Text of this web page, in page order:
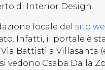
di Interior Design.
locale del sito
Infatti, il portale è
Battisti a Villasanta
vedono Csaba Dalla